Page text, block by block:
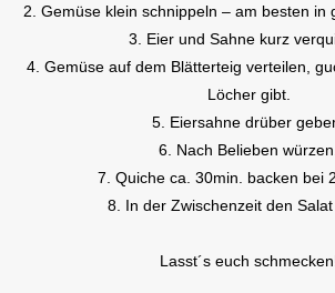
2. Gemüse klein schnippeln – am besten in
3. Eier und Sahne kurz
4. Gemüse auf dem Blätterteig verteilen,
Löcher gibt.
5. Eiersahne drüber
6. Nach Belieben würzen.
7. Quiche ca. 30min. backen bei
8. In der Zwischenzeit den Salat
Lasst´s euch